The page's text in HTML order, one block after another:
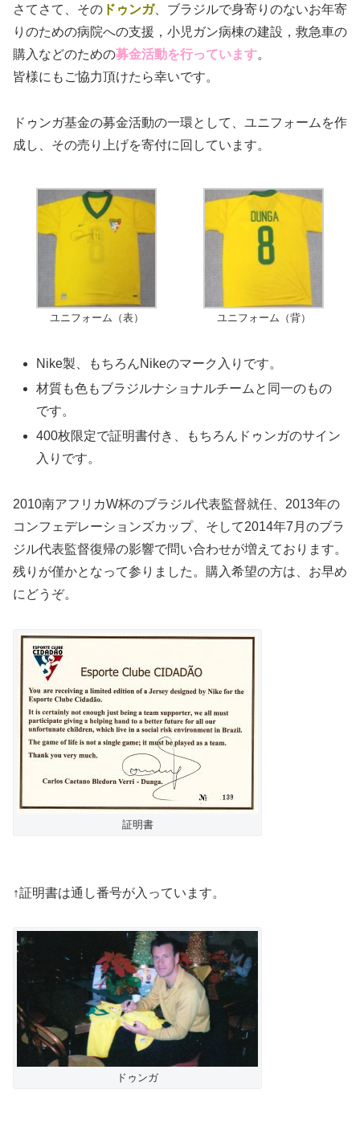
さてさて、その ドゥンガ、ブラジルで身寄りのないお年寄
りのための病院への支援，小児ガン病棟の建設，救急車の
購入などのための募金活動を行っています。
皆様にもご協力頂けたら幸いです。
ドゥンガ基金の募金活動の一環として、ユニフォームを作
成し、その売り上げを寄付に回しています。
ユニフォーム（表） ユニフォーム（背）
Nike製、もちろんNikeのマーク入りです。
材質も色もブラジルナショナルチームと同一のもの
です。
400枚限定で証明書付き、もちろんドゥンガのサイン
入りです。
2010南アフリカW杯のブラジル代表監督就任、2013年の
コンフェデレーションズカップ、そして2014年7月のブラ
ジル代表監督復帰の影響で問い合わせが増えております。
残りが僅かとなって参りました。購入希望の方は、お早め
にどうぞ。
証明書
↑証明書は通し番号が入っています。
ドゥンガ